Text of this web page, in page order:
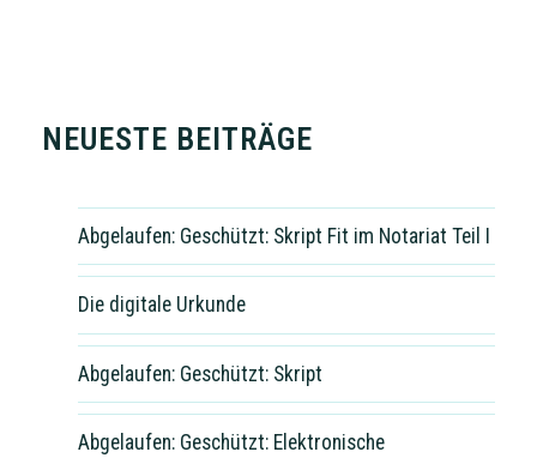
NEUESTE BEITRÄGE
Abgelaufen: Geschützt: Skript Fit im Notariat Teil I
Die digitale Urkunde
Abgelaufen: Geschützt: Skript
Abgelaufen: Geschützt: Elektronische